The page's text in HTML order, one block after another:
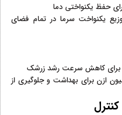
حفظ یکنواختی دما
یکنواخت سرما در تمام فضای
کاهش سرعت رشد زرشک
ازن برای بهداشت و جلوگیری از